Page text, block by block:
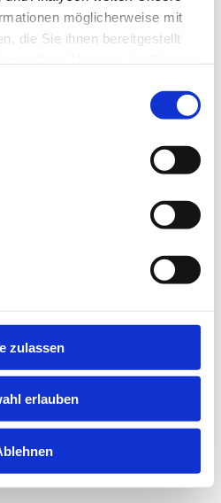
möglicherweise mit
die Sie ihnen bereitgestellt
zulassen
erlauben
for more